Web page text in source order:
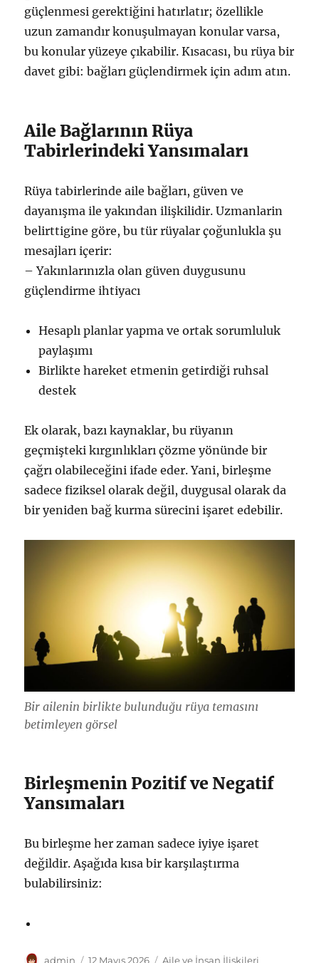
güçlenmesi gerektiğini hatırlatır; özellikle
uzun zamandır konuşulmayan konular varsa,
bu konular yüzeye çıkabilir. Kısacası, bu rüya bir
davet gibi: bağları güçlendirmek için adım atın.
Aile Bağlarının Rüya
Tabirlerindeki Yansımaları
Rüya tabirlerinde aile bağları, güven ve
dayanışma ile yakından ilişkilidir. Uzmanlarin
belirttigine göre, bu tür rüyalar çoğunlukla şu
mesajları içerir:
– Yakınlarınızla olan güven duygusunu
güçlendirme ihtiyacı
Hesaplı planlar yapma ve ortak sorumluluk
paylaşımı
Birlikte hareket etmenin getirdiği ruhsal
destek
Ek olarak, bazı kaynaklar, bu rüyanın
geçmişteki kırgınlıkları çözme yönünde bir
çağrı olabileceğini ifade eder. Yani, birleşme
sadece fiziksel olarak değil, duygusal olarak da
bir yeniden bağ kurma sürecini işaret edebilir.
Bir ailenin birlikte bulunduğu rüya temasını
betimleyen görsel
Birleşmenin Pozitif ve Negatif
Yansımaları
Bu birleşme her zaman sadece iyiye işaret
değildir. Aşağıda kısa bir karşılaştırma
bulabilirsiniz:
Yazar
admin Yayın
12 Mayıs 2026 Kategoriler
Aile ve İnsan İlişkileri